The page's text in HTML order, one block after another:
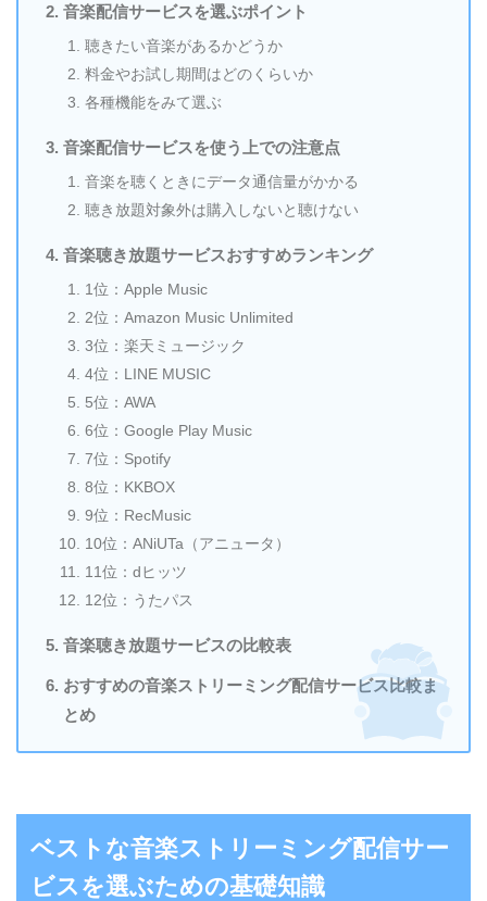
音楽配信サービスを選ぶポイント
聴きたい音楽があるかどうか
料金やお試し期間はどのくらいか
各種機能をみて選ぶ
音楽配信サービスを使う上での注意点
音楽を聴くときにデータ通信量がかかる
聴き放題対象外は購入しないと聴けない
音楽聴き放題サービスおすすめランキング
1位：Apple Music
2位：Amazon Music Unlimited
3位：楽天ミュージック
4位：LINE MUSIC
5位：AWA
6位：Google Play Music
7位：Spotify
8位：KKBOX
9位：RecMusic
10位：ANiUTa（アニュータ）
11位：dヒッツ
12位：うたパス
音楽聴き放題サービスの比較表
おすすめの音楽ストリーミング配信サービス比較ま
とめ
ベストな音楽ストリーミング配信サー
ビスを選ぶための基礎知識